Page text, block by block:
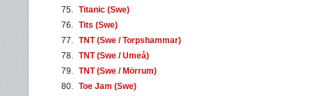
75. Titanic (Swe)
76. Tits (Swe)
77. TNT (Swe / Torpshammar)
78. TNT (Swe / Umeå)
79. TNT (Swe / Mörrum)
80. Toe Jam (Swe)